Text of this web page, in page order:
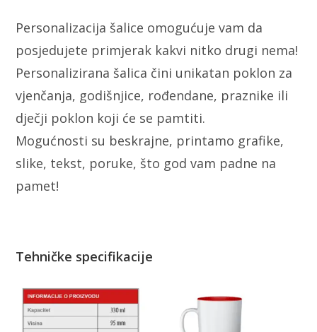
Personalizacija šalice omogućuje vam da
posjedujete primjerak kakvi nitko drugi nema!
Personalizirana šalica čini unikatan poklon za
vjenčanja, godišnjice, rođendane, praznike ili
dječji poklon koji će se pamtiti.
Mogućnosti su beskrajne, printamo grafike,
slike, tekst, poruke, što god vam padne na
pamet!
Tehničke specifikacije